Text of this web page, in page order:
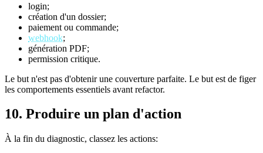
login;
création d'un dossier;
paiement ou commande;
webhook;
génération PDF;
permission critique.
Le but n'est pas d'obtenir une couverture parfaite. Le but est de figer
les comportements essentiels avant refactor.
10. Produire un plan d'action
À la fin du diagnostic, classez les actions: